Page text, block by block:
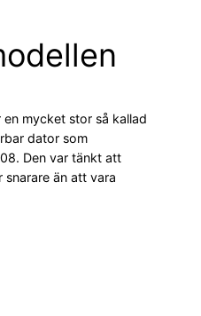
mycket stor så kallad
dator som
Den var tänkt att
än att vara